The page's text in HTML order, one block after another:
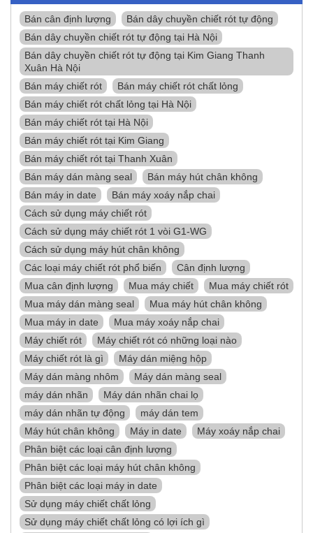
Bán cân định lượng
Bán dây chuyền chiết rót tự động
Bán dây chuyền chiết rót tự động tại Hà Nội
Bán dây chuyền chiết rót tự động tại Kim Giang Thanh
Xuân Hà Nội
Bán máy chiết rót
Bán máy chiết rót chất lỏng
Bán máy chiết rót chất lỏng tại Hà Nội
Bán máy chiết rót tại Hà Nội
Bán máy chiết rót tại Kim Giang
Bán máy chiết rót tại Thanh Xuân
Bán máy dán màng seal
Bán máy hút chân không
Bán máy in date
Bán máy xoáy nắp chai
Cách sử dụng máy chiết rót
Cách sử dụng máy chiết rót 1 vòi G1-WG
Cách sử dụng máy hút chân không
Các loại máy chiết rót phổ biến
Cân định lượng
Mua cân định lượng
Mua máy chiết
Mua máy chiết rót
Mua máy dán màng seal
Mua máy hút chân không
Mua máy in date
Mua máy xoáy nắp chai
Máy chiết rót
Máy chiết rót có những loại nào
Máy chiết rót là gì
Máy dán miệng hộp
Máy dán màng nhôm
Máy dán màng seal
máy dán nhãn
Máy dán nhãn chai lọ
máy dán nhãn tự động
máy dán tem
Máy hút chân không
Máy in date
Máy xoáy nắp chai
Phân biệt các loại cân định lượng
Phân biệt các loại máy hút chân không
Phân biệt các loại máy in date
Sử dụng máy chiết chất lỏng
Sử dụng máy chiết chất lỏng có lợi ích gì